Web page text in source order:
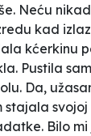
Neću
kad
kćerkinu
Pustila
Da,
stajala
Bilo mi